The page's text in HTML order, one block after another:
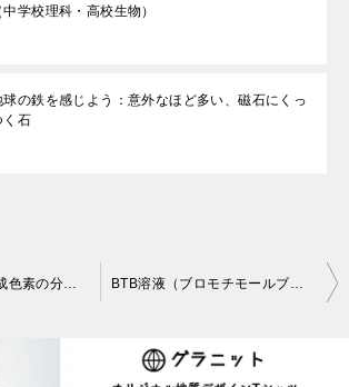
中学校理科・高校生物）
球の鉄を感じよう：意外なほど多い、磁石にくっ
く石